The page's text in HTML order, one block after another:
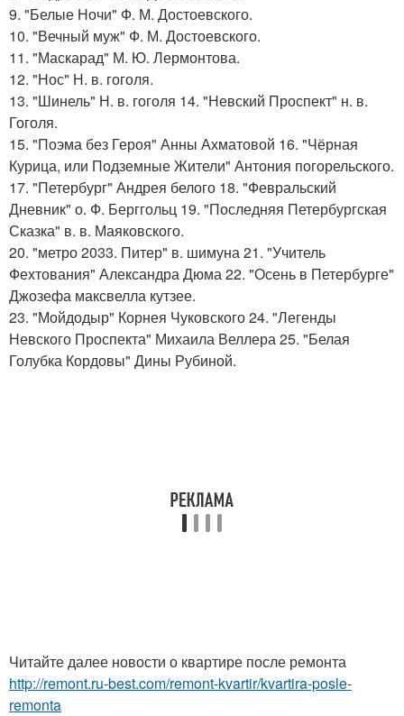
9. "Белые Ночи" Ф. М. Достоевского.
10. "Вечный муж" Ф. М. Достоевского.
11. "Маскарад" М. Ю. Лермонтова.
12. "Нос" Н. в. гоголя.
13. "Шинель" Н. в. гоголя 14. "Невский Проспект" н. в.
Гоголя.
15. "Поэма без Героя" Анны Ахматовой 16. "Чёрная
Курица, или Подземные Жители" Антония погорельского.
17. "Петербург" Андрея белого 18. "Февральский
Дневник" о. Ф. Берггольц 19. "Последняя Петербургская
Сказка" в. в. Маяковского.
20. "метро 2033. Питер" в. шимуна 21. "Учитель
Фехтования" Александра Дюма 22. "Осень в Петербурге"
Джозефа максвелла кутзее.
23. "Мойдодыр" Корнея Чуковского 24. "Легенды
Невского Проспекта" Михаила Веллера 25. "Белая
Голубка Кордовы" Дины Рубиной.
Читайте далее новости о квартире после ремонта
http://remont.ru-best.com/remont-kvartir/kvartira-posle-
remonta